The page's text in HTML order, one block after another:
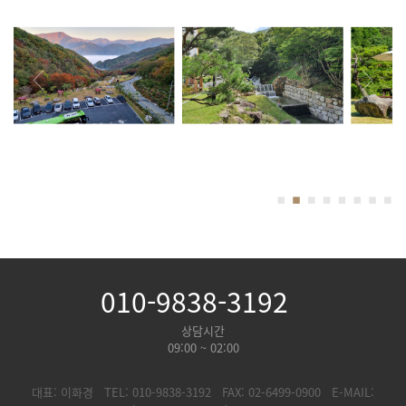
010-9838-3192
상담시간
09:00 ~ 02:00
대표: 이화경 TEL: 010-9838-3192 FAX: 02-6499-0900
E-MAIL: